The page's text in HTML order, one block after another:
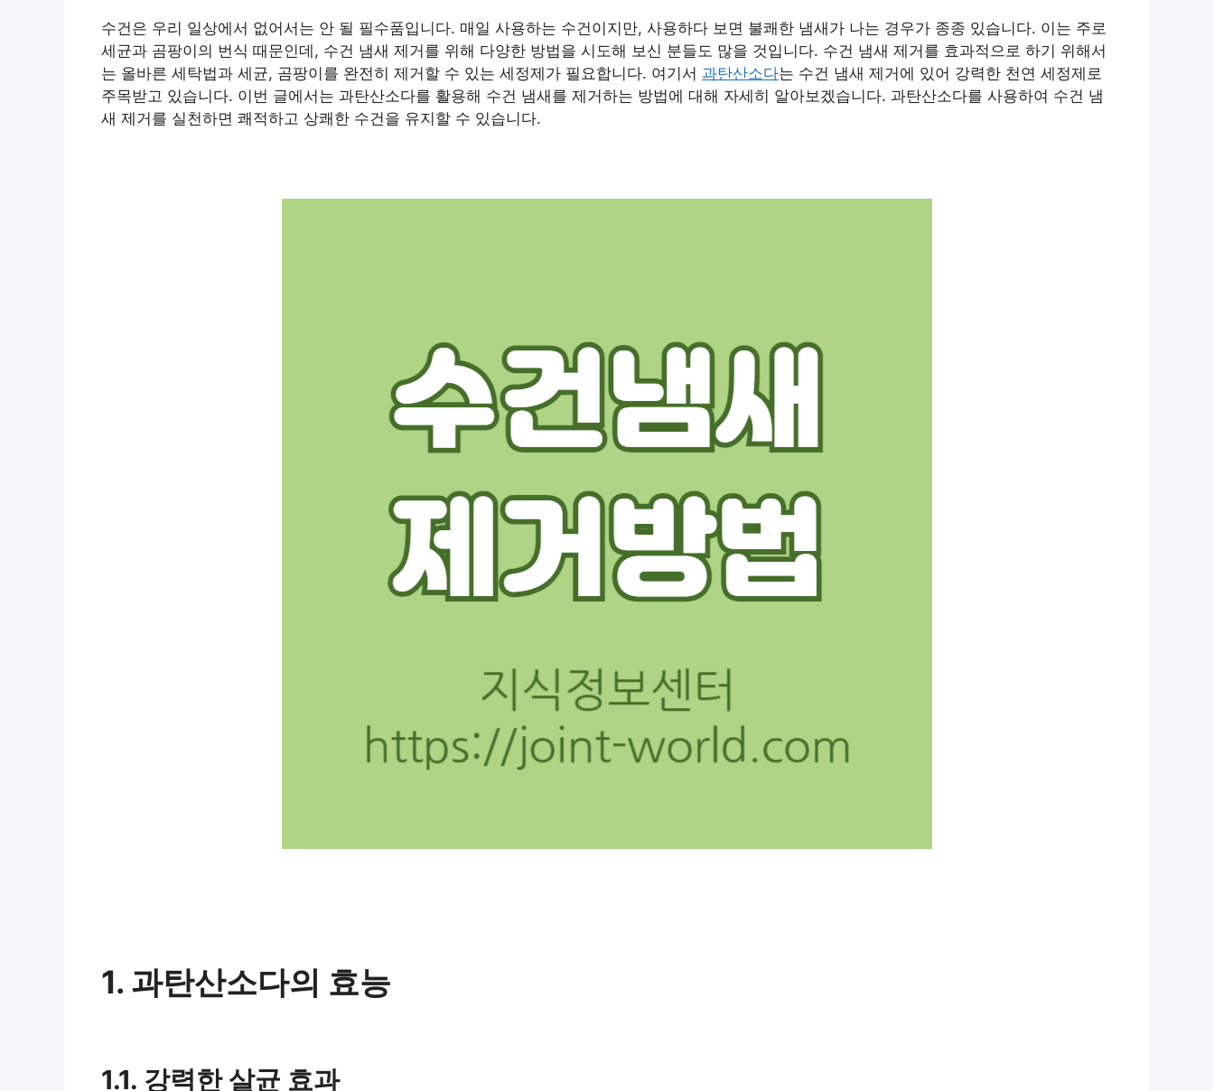
수건은 우리 일상에서 없어서는 안 될 필수품입니다. 매일 사용하는 수건이지만, 사용하다 보면 불쾌한 냄새가 나는 경우가 종종 있습니다. 이는 주로
세균과 곰팡이의 번식 때문인데, 수건 냄새 제거를 위해 다양한 방법을 시도해 보신 분들도 많을 것입니다. 수건 냄새 제거를 효과적으로 하기 위해서
는 올바른 세탁법과 세균, 곰팡이를 완전히 제거할 수 있는 세정제가 필요합니다. 여기서 과탄산소다는 수건 냄새 제거에 있어 강력한 천연 세정제로
주목받고 있습니다. 이번 글에서는 과탄산소다를 활용해 수건 냄새를 제거하는 방법에 대해 자세히 알아보겠습니다. 과탄산소다를 사용하여 수건 냄
새 제거를 실천하면 쾌적하고 상쾌한 수건을 유지할 수 있습니다.
1. 과탄산소다의 효능
1.1. 강력한 살균 효과